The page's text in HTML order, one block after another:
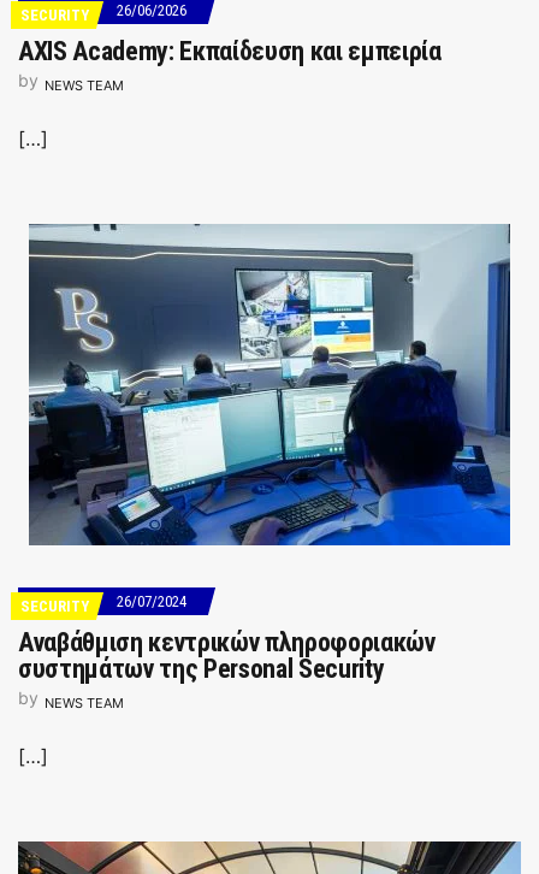
SECURITY 26/06/2026
AXIS Academy: Εκπαίδευση και εμπειρία
by NEWS TEAM
[…]
SECURITY 26/07/2024
Aναβάθμιση κεντρικών πληροφοριακών
συστημάτων της Personal Security
by NEWS TEAM
[…]